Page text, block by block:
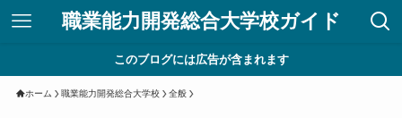
職業能力開発総合大学校ガイド
このブログには広告が含まれます
ホーム 職業能力開発総合大学校 全般